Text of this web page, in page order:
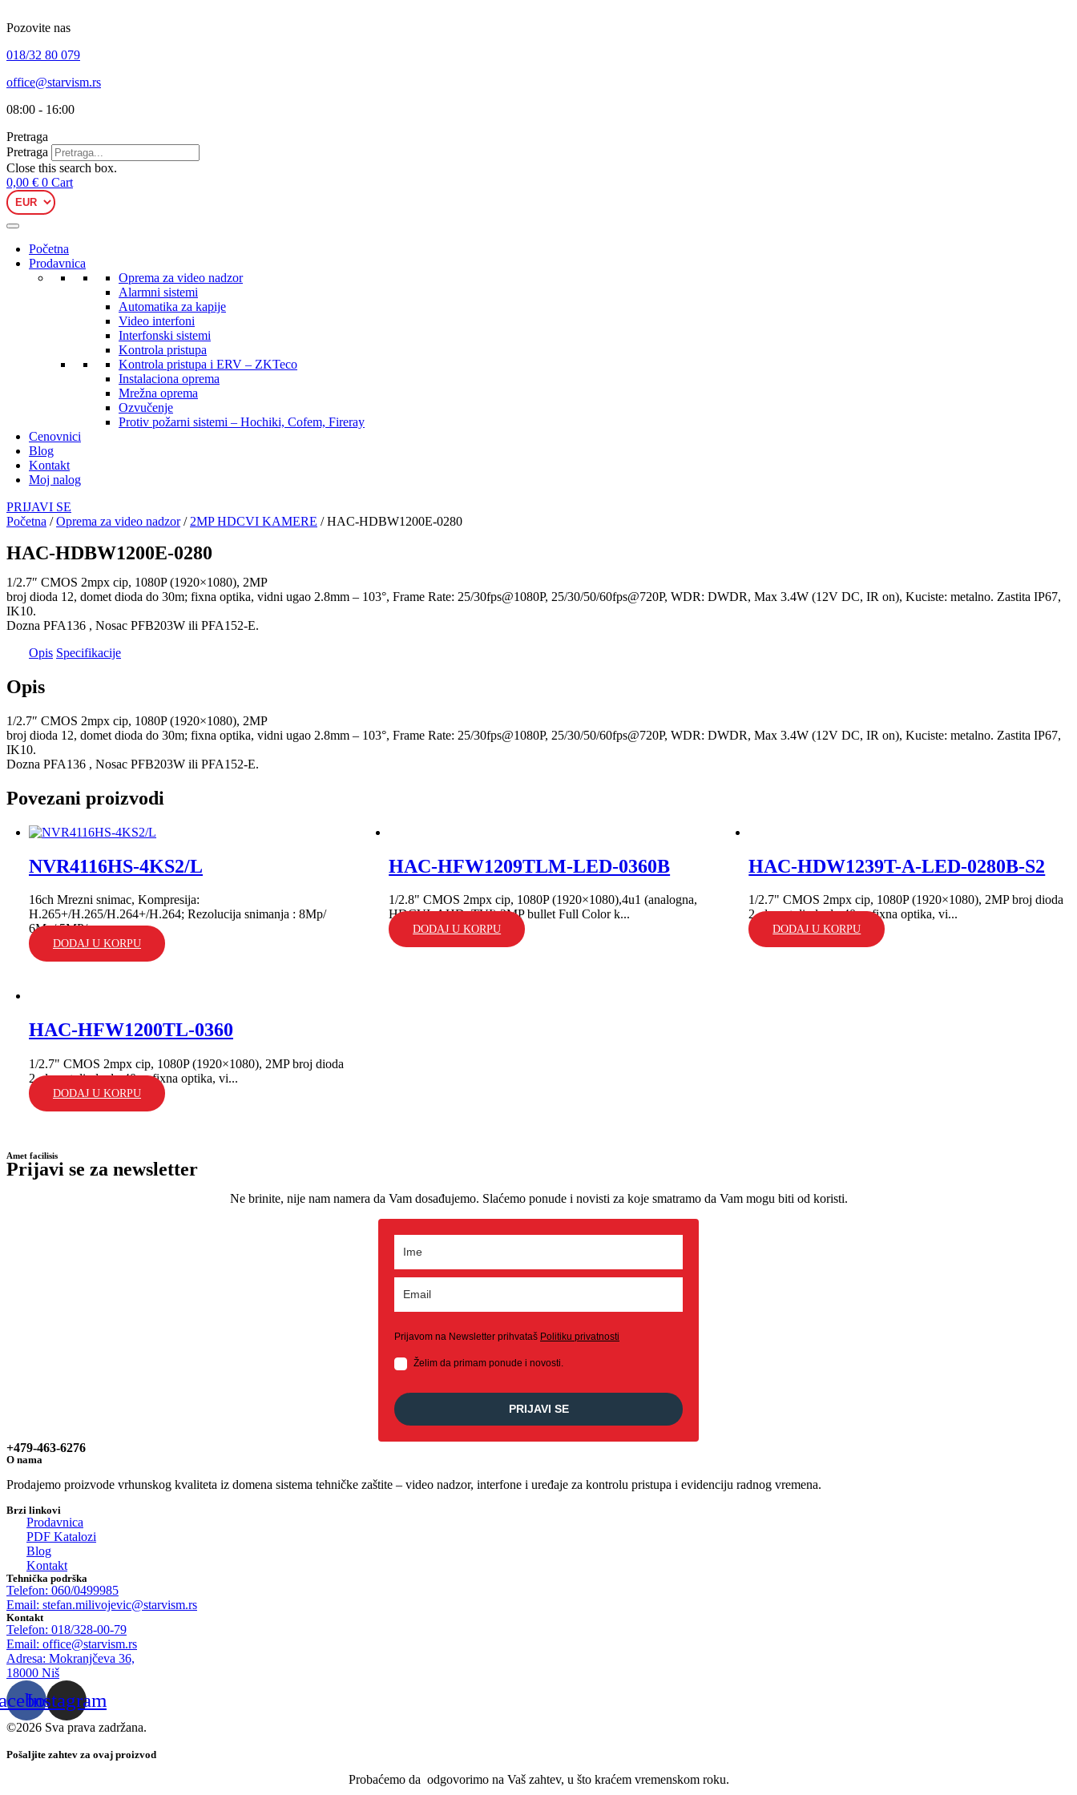
to
Pozovite nas
018/32 80 079
office@starvism.rs
08:00 - 16:00
Pretraga
Pretraga
Close this search box.
0,00 € 0 Cart
Početna
Prodavnica
Oprema za video nadzor
Alarmni sistemi
Automatika za kapije
Video interfoni
Interfonski sistemi
Kontrola pristupa
Kontrola pristupa i ERV – ZKTeco
Instalaciona oprema
Mrežna oprema
Ozvučenje
Protiv požarni sistemi – Hochiki, Cofem, Fireray
Cenovnici
Blog
Kontakt
Moj nalog
PRIJAVI SE
Početna /Oprema za video nadzor/ 2MP HDCVI KAMERE / HAC-HDBW1200E-0280
HAC-HDBW1200E-0280
1/2.7″ CMOS 2mpx cip, 1080P (1920×1080), 2MP
broj dioda 12, domet dioda do 30m; fixna optika, vidni ugao 2.8mm – 103°, Frame Rate: 25/30fps@1080P, 25/30/50/60fps@720P, WDR: DWDR, Max 3.4W (12V DC, IR on), Kuciste: metalno. Zastita IP67,
IK10.
Dozna PFA136 , Nosac PFB203W ili PFA152-E.
Opis Specifikacije
Opis
1/2.7″ CMOS 2mpx cip, 1080P (1920×1080), 2MP
broj dioda 12, domet dioda do 30m; fixna optika, vidni ugao 2.8mm – 103°, Frame Rate: 25/30fps@1080P, 25/30/50/60fps@720P, WDR: DWDR, Max 3.4W (12V DC, IR on), Kuciste: metalno. Zastita IP67,
IK10.
Dozna PFA136 , Nosac PFB203W ili PFA152-E.
Povezani proizvodi
NVR4116HS-4KS2/L
16ch Mrezni snimac, Kompresija:
H.265+/H.265/H.264+/H.264; Rezolucija snimanja : 8Mp/
6Mp/ 5MP/...
DODAJ U KORPU
HAC-HFW1209TLM-LED-0360B
1/2.8" CMOS 2mpx cip, 1080P (1920×1080),4u1 (analogna,
HDCVI, AHD, TVI) 2MP bullet Full Color k...
DODAJ U KORPU
HAC-HDW1239T-A-LED-0280B-S2
1/2.7" CMOS 2mpx cip, 1080P (1920×1080), 2MP broj dioda
2, domet dioda do 40m; fixna optika, vi...
DODAJ U KORPU
HAC-HFW1200TL-0360
1/2.7" CMOS 2mpx cip, 1080P (1920×1080), 2MP broj dioda
2, domet dioda do 40m; fixna optika, vi...
DODAJ U KORPU
Amet facilisis
Prijavi se za newsletter
Ne brinite, nije nam namera da Vam dosađujemo. Slaćemo ponude i novisti za koje smatramo da Vam mogu biti od koristi.
Prijavom na Newsletter prihvataš Politiku privatnosti
Želim da primam ponude i novosti.
PRIJAVI SE
+479-463-6276
O nama
Prodajemo proizvode vrhunskog kvaliteta iz domena sistema tehničke zaštite – video nadzor, interfone i uređaje za kontrolu pristupa i evidenciju radnog vremena.
Brzi linkovi
Prodavnica
PDF Katalozi
Blog
Kontakt
Tehnička podrška
Telefon: 060/0499985
Email: stefan.milivojevic@starvism.rs
Kontakt
Telefon: 018/328-00-79
Email: office@starvism.rs
Adresa: Mokranjčeva 36,
18000 Niš
Instagram
©2026 Sva prava zadržana.
Pošaljite zahtev za ovaj proizvod
Probaćemo da odgovorimo na Vaš zahtev, u što kraćem vremenskom roku.